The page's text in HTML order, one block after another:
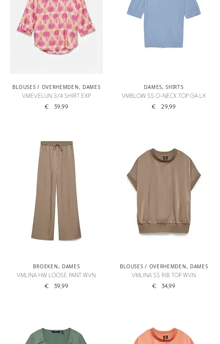
BLOUSES / OVERHEMDEN, DAMES
VMEVELIJN 3/4 SHIRT EXP
€ 39,99
DAMES,SHIRTS
VMBLOW SS O-NECK TOP GA LX
€ 29,99
BROEKEN, DAMES
VMLINA HW LOOSE PANT WVN
€ 39,99
BLOUSES / OVERHEMDEN, DAMES
VMLINA SS RIB TOP WVN
€ 34,99